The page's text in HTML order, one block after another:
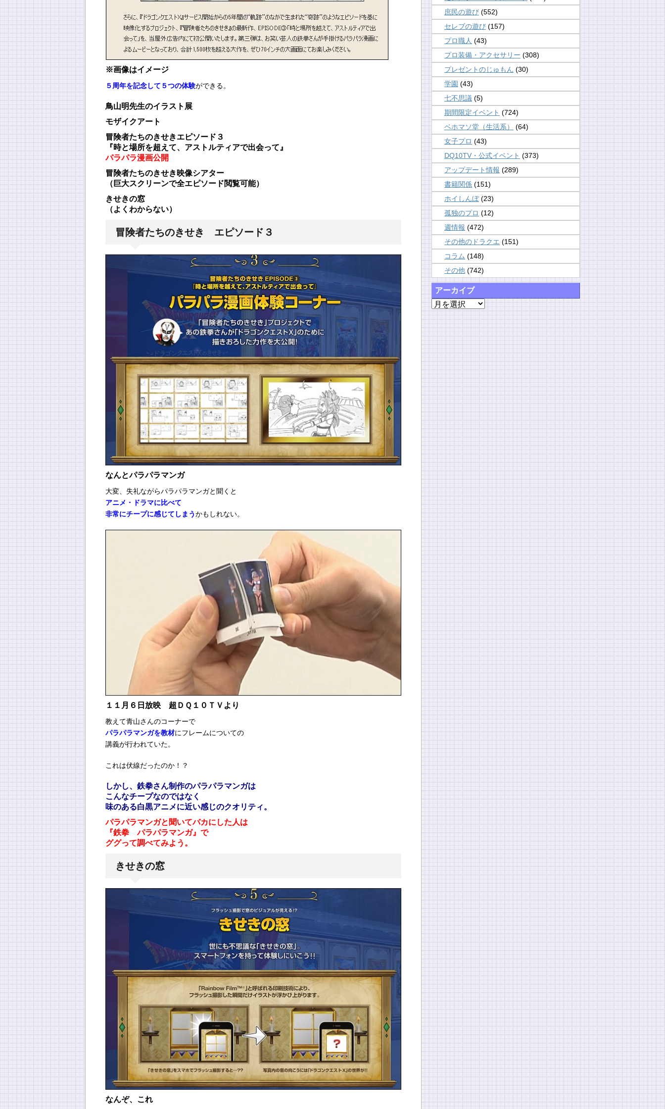
※画像はイメージ
５周年を記念して５つの体験ができる。
鳥山明先生のイラスト展
モザイクアート
冒険者たちのきせきエピソード３
『時と場所を超えて、アストルティアで出会って』
パラパラ漫画公開
冒険者たちのきせき映像シアター
（巨大スクリーンで全エピソード閲覧可能）
きせきの窓
（よくわからない）
冒険者たちのきせき エピソード３
なんとパラパラマンガ
大変、失礼ながらパラパラマンガと聞くと
アニメ・ドラマに比べて
非常にチープに感じてしまうかもしれない。
１１月６日放映 超ＤＱ１０ＴＶより
教えて青山さんのコーナーで
パラパラマンガを教材にフレームについての
講義が行われていた。
これは伏線だったのか！？
しかし、鉄拳さん制作のパラパラマンガは
こんなチープなのではなく
味のある白黒アニメに近い感じのクオリティ。
パラパラマンガと聞いてバカにした人は
『鉄拳 パラパラマンガ』で
ググって調べてみよう。
きせきの窓
なんぞ、これ
庶民の遊び (552)
セレブの遊び (157)
プロ職人 (43)
プロ装備・アクセサリー (308)
プレゼントのじゅもん (30)
学園 (43)
七不思議 (5)
期間限定イベント (724)
ベホマソ堂（生活系）
(64)
女子プロ (43)
DQ10TV・公式イベント (373)
アップデート情報 (289)
書籍関係 (151)
ホイしんぼ(23)
孤独のプロ (12)
週情報 (472)
その他のドラクエ (151)
コラム (148)
その他 (742)
アーカイブ
ア